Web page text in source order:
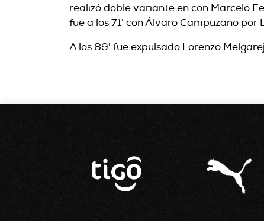
realizó doble variante en con Marcelo
fue a los 71' con Álvaro Campuzano por
A los 89' fue expulsado Lorenzo